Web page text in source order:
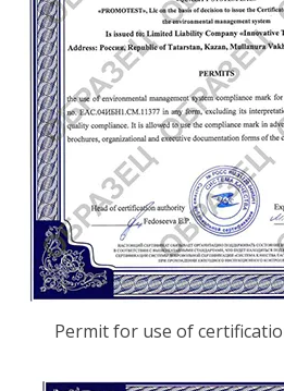
Permit for use of